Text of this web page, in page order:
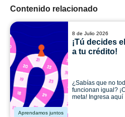
Contenido relacionado
Aprendamos juntos
8 de Julio 2026
¡Tú decides
a tu crédito!
¿Sabías que no
funcionan igual?
meta! Ingresa aquí